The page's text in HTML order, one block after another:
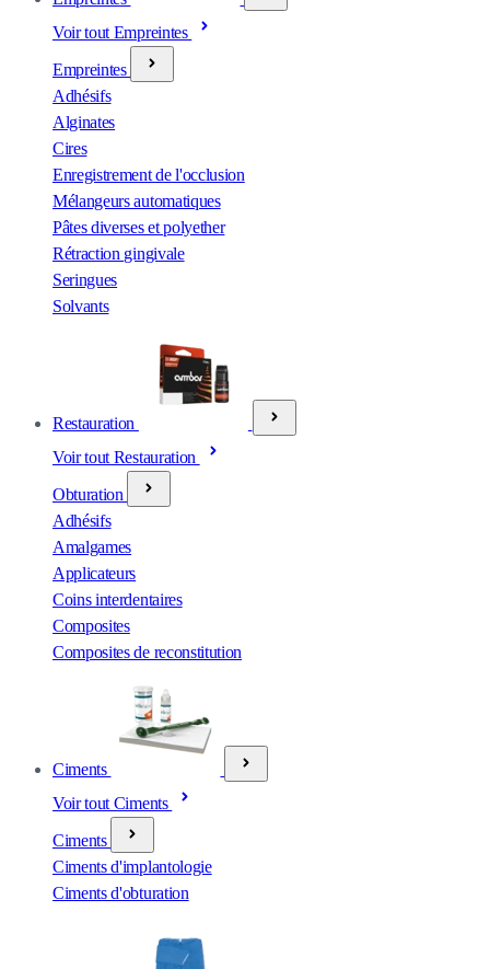
Voir tout Empreintes
Empreintes
Adhésifs
Alginates
Cires
Enregistrement de l'occlusion
Mélangeurs automatiques
Pâtes diverses et polyether
Rétraction gingivale
Seringues
Solvants
Restauration
Voir tout Restauration
Obturation
Adhésifs
Amalgames
Applicateurs
Coins interdentaires
Composites
Composites de reconstitution
Ciments
Voir tout Ciments
Ciments
Ciments d'implantologie
Ciments d'obturation